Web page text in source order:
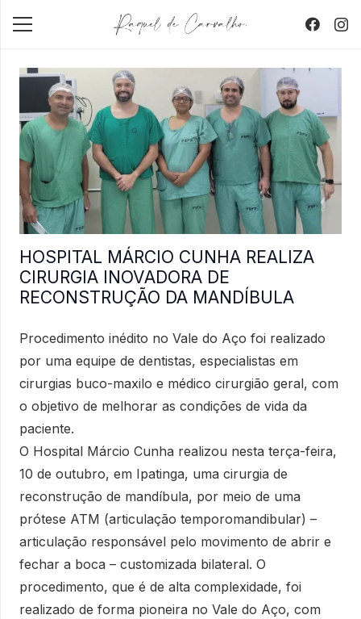
HOSPITAL MÁRCIO CUNHA REALIZA
CIRURGIA INOVADORA DE
RECONSTRUÇÃO DA MANDÍBULA
Procedimento inédito no Vale do Aço foi realizado
por uma equipe de dentistas, especialistas em
cirurgias buco-maxilo e médico cirurgião geral, com
o objetivo de melhorar as condições de vida da
paciente.
O Hospital Márcio Cunha realizou nesta terça-feira,
10 de outubro, em Ipatinga, uma cirurgia de
reconstrução de mandíbula, por meio de uma
prótese ATM (articulação temporomandibular) –
articulação responsável pelo movimento de abrir e
fechar a boca – customizada bilateral. O
procedimento, que é de alta complexidade, foi
realizado de forma pioneira no Vale do Aço, com